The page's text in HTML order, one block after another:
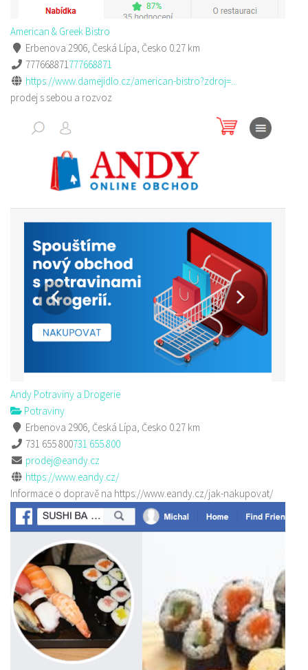
American & Greek Bistro
Erbenova 2906, Česká Lípa, Česko 0.27 km
777668871777668871
https://www.damejidlo.cz/american-bistro?zdroj=...
prodej s sebou a rozvoz
Andy Potraviny a Drogerie
Potraviny
Erbenova 2906, Česká Lípa, Česko 0.27 km
731 655 800731 655 800
prodej@eandy.cz
https://www.eandy.cz/
Informace o dopravě na https://www.eandy.cz/jak-nakupovat/